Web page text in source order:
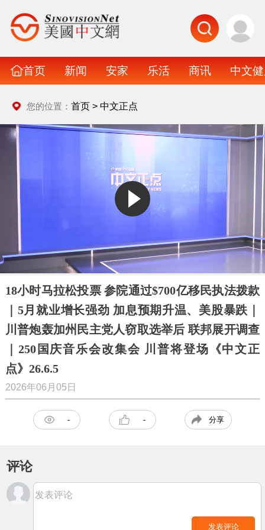
首页 新闻 安家 乐活 商讯 中文
您的位置： 首页> 中文正点
18小时马拉松投票 参院通过$700亿移民执法拨款
｜5月就业增长强劲 加息预期升温、美股暴跌｜
川普炮轰加州民主党人窃取选举后 联邦展开调查
｜250国庆音乐会改集会 川普将登场《中文正
点》26.6.5
2026年06月05日
- - 分享
评论
发表评论
发表评论